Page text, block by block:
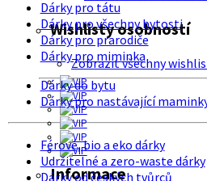
Wishlisty osobností
Zobrazit všechny
Informace
Dárky pro tátu
Dárky pro všechny bytosti
Dárky pro prarodiče
Dárky pro miminka
Dárky do bytu
Dárky pro nastávající
Férové, bio a eko dárky
Udržitelné a zero-waste dárky
Dárky od českých tvůrců